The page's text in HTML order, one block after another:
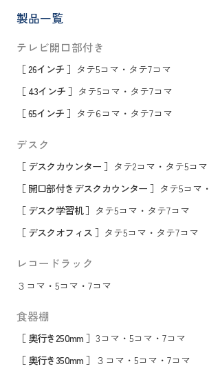
製品一覧
テレビ開口部付き
［ 26インチ ］ タテ5コマ ・ タテ7コマ
［ 43インチ ］ タテ5コマ ・ タテ7コマ
［ 65インチ ］ タテ6コマ ・ タテ7コマ
デスク
［ デスクカウンター ］ タテ2コマ ・ タテ5コマ
［ 開口部付きデスクカウンター ］ タテ5コマ ・
［ デスク学習机 ］ タテ5コマ ・ タテ7コマ
［ デスクオフィス ］ タテ5コマ ・ タテ7コマ
レコードラック
３コマ ・ 5コマ ・ 7コマ
食器棚
［ 奥行き250mm ］ 3コマ ・ 5コマ ・ 7コマ
［ 奥行き350mm ］ ３コマ ・ 5コマ ・ 7コマ